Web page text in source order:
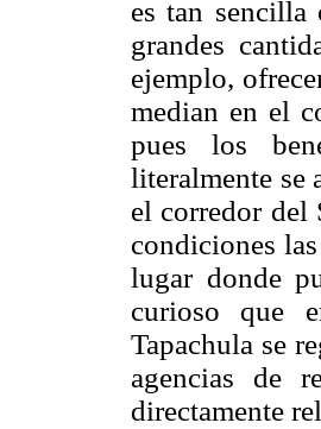
es tan sencilla
grandes
ejemplo,
median en el
pues los
literalmente se
el corredor del
condiciones
lugar donde
curioso que
Tapachula se
agencias de
directamente